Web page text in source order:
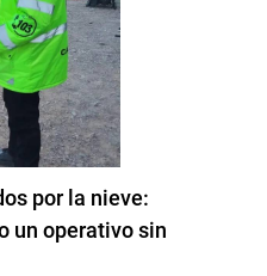
por la nieve:
un operativo sin